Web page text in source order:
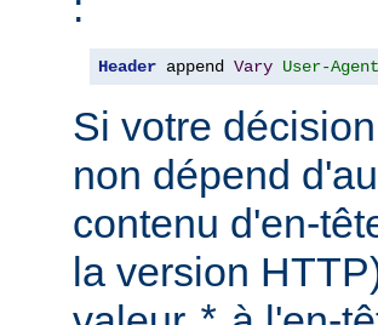
Header append Vary User-Agent
Si votre
non dépend
contenu d'en-
la version